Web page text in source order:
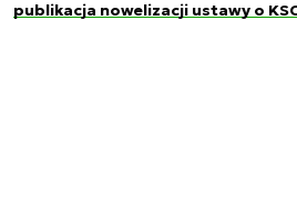
publikacja nowelizacji ustawy o